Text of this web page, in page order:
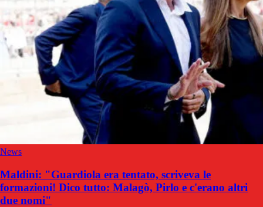
News
Maldini: "Guardiola era tentato, scriveva le
formazioni! Dico tutto: Malagò, Pirlo e c'erano altri
due nomi"